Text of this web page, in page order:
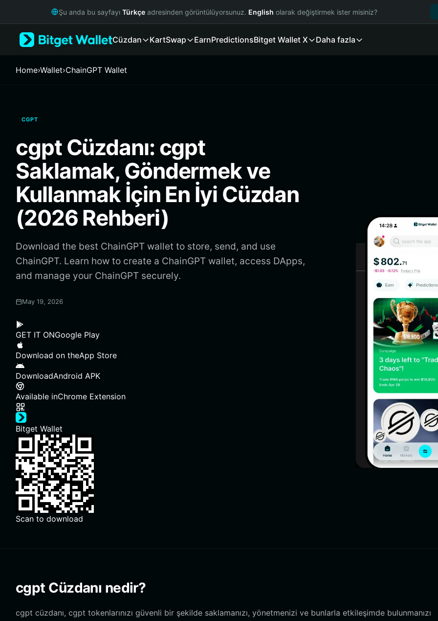
Русский
Italiano
繁體中文
Bahasa Indonesia
ภาษาไทย
Español
Português (Brasil)
Español (Argentina)
Şu anda bu sayfayı Türkçe adresinden görüntülüyorsunuz. English olarak değiştirmek ister misiniz?
Cüzdan KartSwap EarnPredictionsBitget Wallet X Daha fazla
Home›Wallet›ChainGPT Wallet
CGPT
cgpt Cüzdanı: cgpt
Saklamak, Göndermek ve
Kullanmak İçin En İyi Cüzdan
(2026 Rehberi)
Download the best ChainGPT wallet to store, send, and use
ChainGPT. Learn how to create a ChainGPT wallet, access DApps,
and manage your ChainGPT securely.
May 19, 2026
GET IT ONGoogle Play
Download on theApp Store
DownloadAndroid APK
Available inChrome Extension
Bitget Wallet
Scan to download
cgpt Cüzdanı nedir?
cgpt cüzdanı, cgpt tokenlarınızı güvenli bir şekilde saklamanızı, yönetmenizi ve bunlarla etkileşimde bulunmanızı